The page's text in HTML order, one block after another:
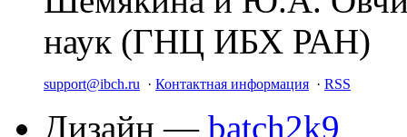
наук (ГНЦ ИБХ РАН)
support@ibch.ru · Контактная информация · RSS
Дизайн — batch2k9